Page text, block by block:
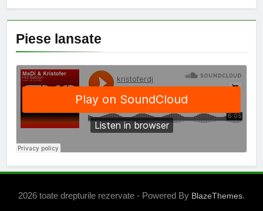
Piese lansate
2026 toate drepturile rezervate - Powered By BlazeThemes.